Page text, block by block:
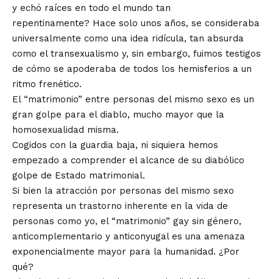
y echó raíces en todo el mundo tan
repentinamente? Hace solo unos años, se consideraba
universalmente como una idea ridícula, tan absurda
como el transexualismo y, sin embargo, fuimos testigos
de cómo se apoderaba de todos los hemisferios a un
ritmo frenético.
El “matrimonio” entre personas del mismo sexo es un
gran golpe para el diablo, mucho mayor que la
homosexualidad misma.
Cogidos con la guardia baja, ni siquiera hemos
empezado a comprender el alcance de su diabólico
golpe de Estado matrimonial.
Si bien la atracción por personas del mismo sexo
representa un trastorno inherente en la vida de
personas como yo, el “matrimonio” gay sin género,
anticomplementario y anticonyugal es una amenaza
exponencialmente mayor para la humanidad. ¿Por
qué?